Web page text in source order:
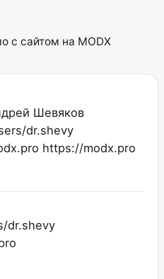
с сайтом на MODX
Шевяков
dr.shevy
https://modx.pro
dr.shevy